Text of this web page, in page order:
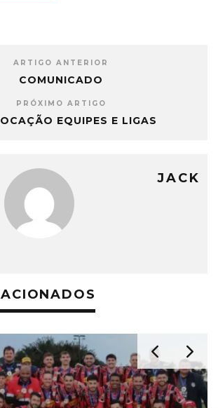
ARTIGO ANTERIOR
COMUNICADO
PRÓXIMO ARTIGO
EQUIPES E LIGAS
JACK